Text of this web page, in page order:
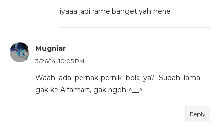
iyaaa jadi rame banget yah hehe
Mugniar
3/26/14, 10:05 PM
Waah ada pernak-pernik bola ya? Sudah lama
gak ke Alfamart, gak ngeh ^__^
Reply